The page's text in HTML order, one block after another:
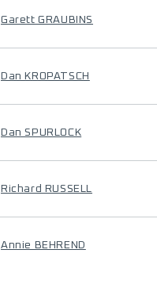
Garett GRAUBINS
Dan KROPATSCH
Dan SPURLOCK
Richard RUSSELL
Annie BEHREND